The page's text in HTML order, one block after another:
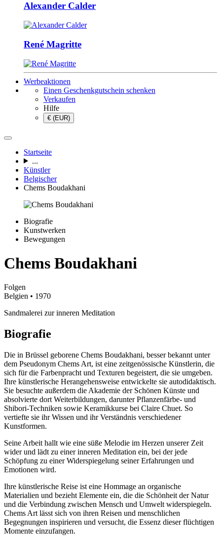
Alexander Calder
René Magritte
Werbeaktionen
Einen Geschenkgutschein schenken
Verkaufen
Hilfe
€ (EUR)
Startseite
...
Künstler
Belgischer
Chems Boudakhani
Biografie
Kunstwerken
Bewegungen
Chems Boudakhani
Folgen
Belgien • 1970
Sandmalerei zur inneren Meditation
Biografie
Die in Brüssel geborene Chems Boudakhani, besser bekannt unter
dem Pseudonym Chems Art, ist eine zeitgenössische Künstlerin, die
sich für die Farbenpracht und Texturen begeistert, die sie umgeben.
Ihre künstlerische Herangehensweise entwickelte sie autodidaktisch.
Sie besuchte außerdem die Akademie der Schönen Künste und
absolvierte dort Weiterbildungen, darunter Pflanzenfärbe- und
Shibori-Techniken sowie Keramikkurse bei Claire Chuet. So
vertiefte sie ihr Wissen und ihr Verständnis verschiedener
Kunstformen.
Seine Arbeit hallt wie eine süße Melodie im Herzen unserer Zeit
wider und lädt zu einer inneren Meditation ein, bei der jede
Schöpfung zu einer Widerspiegelung seiner Erfahrungen und
Emotionen wird.
Ihre künstlerische Reise ist eine Hommage an organische
Materialien und bezieht Elemente ein, die die Schönheit der Natur
und die Verbindung zwischen Mensch und Umwelt widerspiegeln.
Chems Art lässt sich von ihren Reisen und menschlichen
Begegnungen inspirieren und versucht, die Essenz dieser flüchtigen
Momente einzufangen.